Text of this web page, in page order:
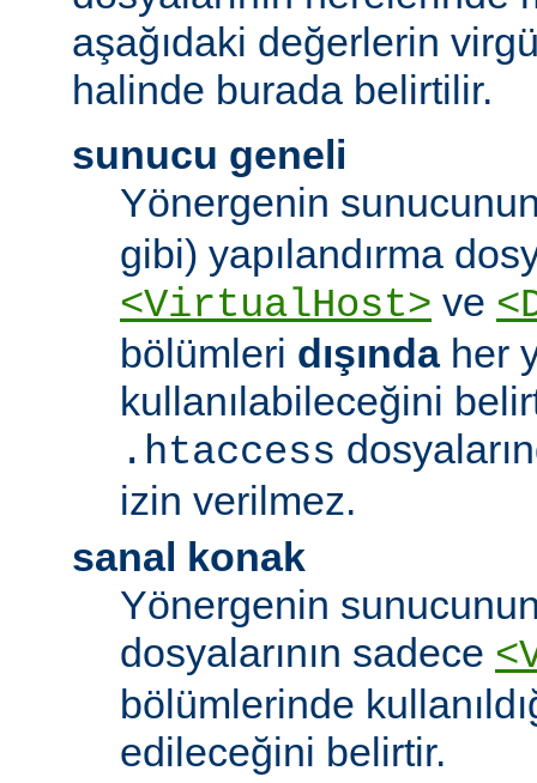
aşağıdaki değerlerin
halinde burada belirtilir.
sunucu geneli
Yönergenin
gibi) yapılandırma
<VirtualHost> ve
bölümleri dışındaher
kullanılabileceğini
.htaccess
izin verilmez.
sanal konak
Yönergenin
dosyalarının sadece
bölümlerinde
edileceğini belirtir.